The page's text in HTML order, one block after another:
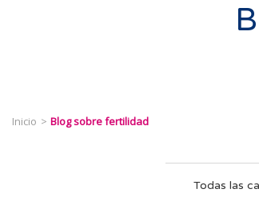
Inicio Blog sobre fertilidad
Todas las